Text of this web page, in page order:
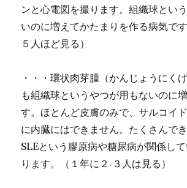
ンと心電図を撮ります。組織球とい
いのに増えてかたまりを作る病気で
５人ほど見る）
・・・環状肉芽腫（かんじょうにく
も組織球というやつが用もないのに
す。ほとんど皮膚のみで、サルコイ
に内臓にはできません。たくさんで
SLEという膠原病や糖尿病が関係し
ります。（１年に２‐３人は見る）